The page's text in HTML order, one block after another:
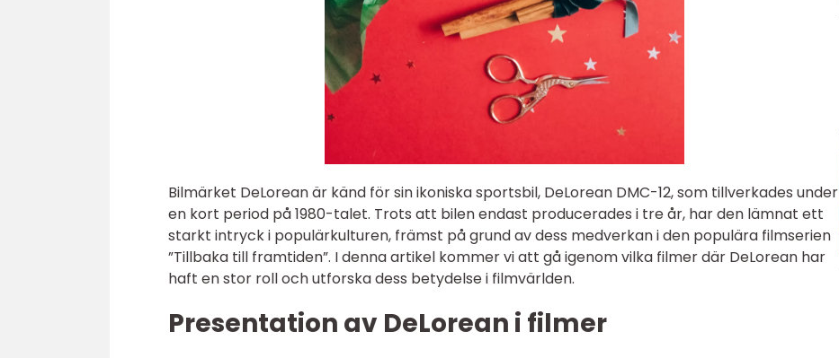
Bilmärket DeLorean är känd för sin ikoniska sportsbil, DeLorean DMC-12, som tillverkades under
en kort period på 1980-talet. Trots att bilen endast producerades i tre år, har den lämnat ett
starkt intryck i populärkulturen, främst på grund av dess medverkan i den populära filmserien
”Tillbaka till framtiden”. I denna artikel kommer vi att gå igenom vilka filmer där DeLorean har
haft en stor roll och utforska dess betydelse i filmvärlden.
Presentation av DeLorean i filmer